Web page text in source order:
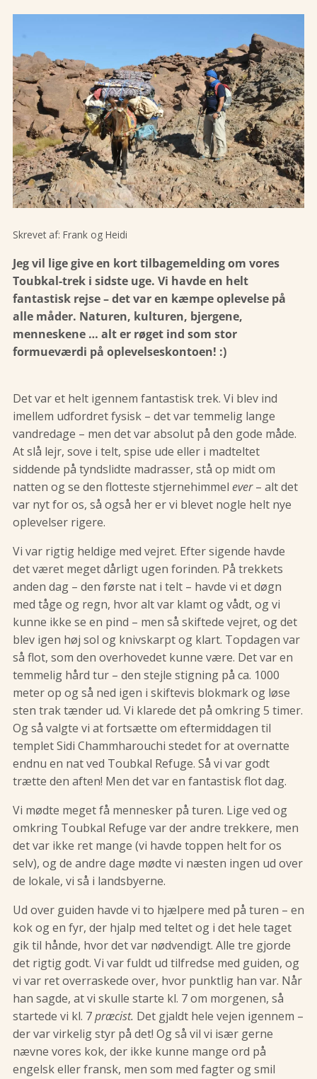
Skrevet af: Frank og Heidi
Jeg vil lige give en kort tilbagemelding om vores
Toubkal-trek i sidste uge. Vi havde en helt
fantastisk rejse – det var en kæmpe oplevelse på
alle måder. Naturen, kulturen, bjergene,
menneskene … alt er røget ind som stor
formueværdi på oplevelseskontoen! :)
Det var et helt igennem fantastisk trek. Vi blev ind
imellem udfordret fysisk – det var temmelig lange
vandredage – men det var absolut på den gode måde.
At slå lejr, sove i telt, spise ude eller i madteltet
siddende på tyndslidte madrasser, stå op midt om
natten og se den flotteste stjernehimmel ever– alt det
var nyt for os, så også her er vi blevet nogle helt nye
oplevelser rigere.
Vi var rigtig heldige med vejret. Efter sigende havde
det været meget dårligt ugen forinden. På trekkets
anden dag – den første nat i telt – havde vi et døgn
med tåge og regn, hvor alt var klamt og vådt, og vi
kunne ikke se en pind – men så skiftede vejret, og det
blev igen høj sol og knivskarpt og klart. Topdagen var
så flot, som den overhovedet kunne være. Det var en
temmelig hård tur – den stejle stigning på ca. 1000
meter op og så ned igen i skiftevis blokmark og løse
sten trak tænder ud. Vi klarede det på omkring 5 timer.
Og så valgte vi at fortsætte om eftermiddagen til
templet Sidi Chammharouchi stedet for at overnatte
endnu en nat ved Toubkal Refuge. Så vi var godt
trætte den aften! Men det var en fantastisk flot dag.
Vi mødte meget få mennesker på turen. Lige ved og
omkring Toubkal Refuge var der andre trekkere, men
det var ikke ret mange (vi havde toppen helt for os
selv), og de andre dage mødte vi næsten ingen ud over
de lokale, vi så i landsbyerne.
Ud over guiden havde vi to hjælpere med på turen – en
kok og en fyr, der hjalp med teltet og i det hele taget
gik til hånde, hvor det var nødvendigt. Alle tre gjorde
det rigtig godt. Vi var fuldt ud tilfredse med guiden, og
vi var ret overraskede over, hvor punktlig han var. Når
han sagde, at vi skulle starte kl. 7 om morgenen, så
startede vi kl. 7præcist. Det gjaldt hele vejen igennem –
der var virkelig styr på det! Og så vil vi især gerne
nævne vores kok, der ikke kunne mange ord på
engelsk eller fransk, men som med fagter og smil